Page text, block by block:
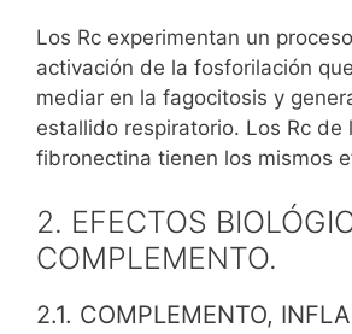
Los Rc experimentan un
activación de la fosforilación
mediar en la fagocitosis y
estallido respiratorio. Los Rc de
fibronectina tienen los mismos
2. EFECTOS
COMPLEMENTO.
2.1. COMPLEMENTO,